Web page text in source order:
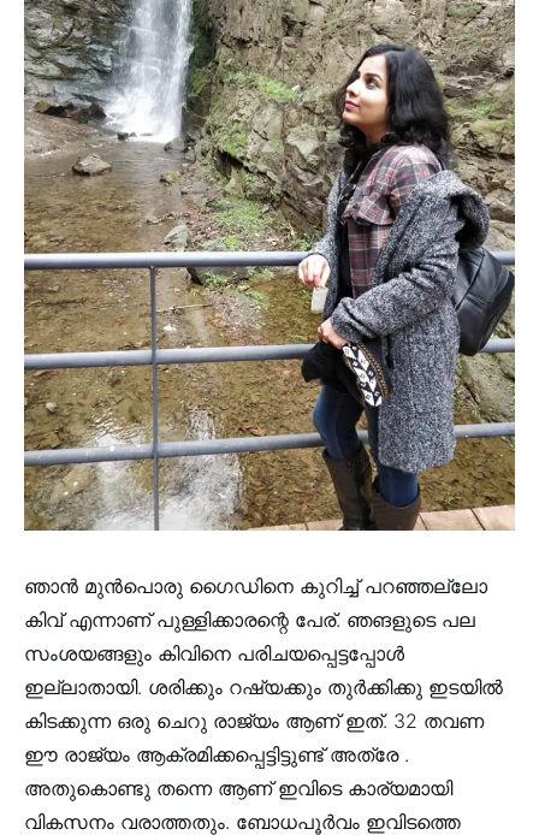
ഞാൻ മുൻപൊരു ഗൈഡിനെ കുറിച്ച് പറഞ്ഞല്ലോ
കിവ്‌ എന്നാണ് പുള്ളിക്കാരന്റെ പേര്. ഞങളുടെ പല
സംശയങ്ങളും കിവിനെ പരിചയപ്പെട്ടപ്പോൾ
ഇല്ലാതായി. ശരിക്കും റഷ്യക്കും തുർക്കിക്കു ഇടയിൽ
കിടക്കുന്ന ഒരു ചെറു രാജ്യം ആണ് ഇത്. 32 തവണ
ഈ രാജ്യം ആക്രമിക്കപ്പെട്ടിട്ടുണ്ട് അത്രേ .
അതുകൊണ്ടു തന്നെ ആണ് ഇവിടെ കാര്യമായി
വികസനം വരാത്തതും. ബോധപൂർവം ഇവിടത്തെ